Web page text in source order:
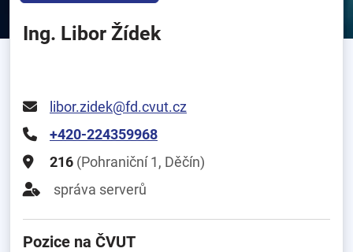
Ing. Libor Žídek
libor.zidek@fd.cvut.cz
+420-224359968
216 (Pohraniční 1, Děčín)
správa serverů
Pozice na ČVUT